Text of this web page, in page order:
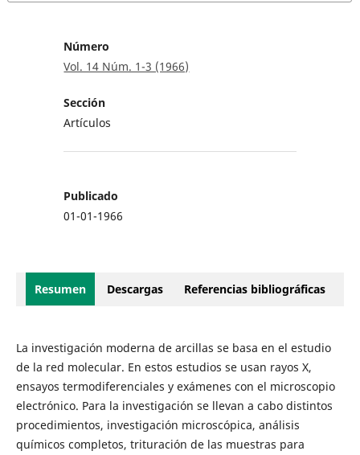
Número
Vol. 14 Núm. 1-3 (1966)
Sección
Artículos
Publicado
01-01-1966
Resumen Descargas Referencias bibliográficas
La investigación moderna de arcillas se basa en el estudio
de la red molecular. En estos estudios se usan rayos X,
ensayos termodiferenciales y exámenes con el microscopio
electrónico. Para la investigación se llevan a cabo distintos
procedimientos, investigación microscópica, análisis
químicos completos, trituración de las muestras para